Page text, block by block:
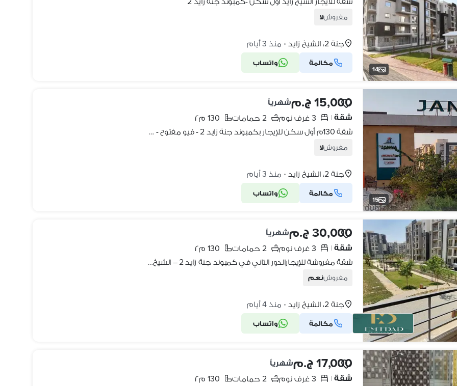
14
مفروشلا
جنة 2، الشيخ زايد • منذ 3 أيام
مكالمة واتساب
15
15,000 ج.م
شهرياً
شقة | 3 غرف نوم 2 حمامات
130 م٢
شقة 130م أول سكن للإيجار بكمبوند جنة زايد 2 - فيو مفتوح - تشطيب سوبر لوكس .
مفروشلا
جنة 2، الشيخ زايد • منذ 3 أيام
مكالمة واتساب
16
30,000 ج.م
شهرياً
شقة | 3 غرف نوم 2 حمامات
130 م٢
شقة مفروشة للإيجارالدور التاني في كمبوند جنة زايد 2 – الشيخ زايد Janna Zayed 2 – Sheikh Zayed موقع مميز وتشطيب راقٍ، جاهزة للسكن الفوري.
مفروشنعم
جنة 2، الشيخ زايد • منذ 4 أيام
مكالمة واتساب
17,000 ج.م
شهرياً
شقة | 3 غرف نوم 2 حمامات
130 م٢